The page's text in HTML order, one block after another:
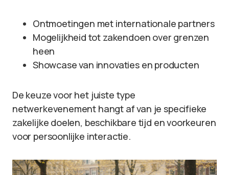
Ontmoetingen met internationale partners
Mogelijkheid tot zakendoen over grenzen
heen
Showcase van innovaties en producten
De keuze voor het juiste type
netwerkevenement hangt af van je specifieke
zakelijke doelen, beschikbare tijd en voorkeuren
voor persoonlijke interactie.